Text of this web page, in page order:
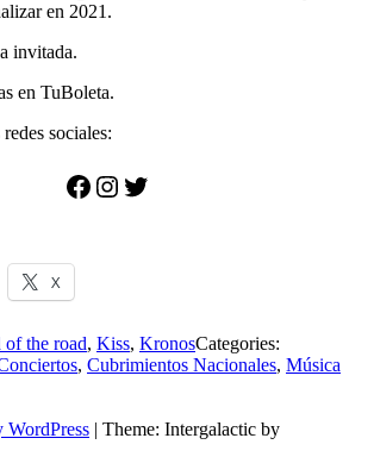
en 2021.
invitada.
en TuBoleta.
sociales:
Facebook
Instagram
Twitter
X
of the road, Kiss, KronosCategories:
, Cubrimientos Nacionales, Música
WordPress | Theme: Intergalactic by